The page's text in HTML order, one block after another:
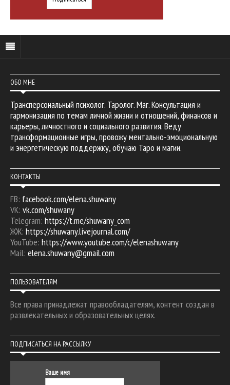
ОБО МНЕ
Трансперсональный психолог. Таролог. Маг. Консультация и
гармонизация по темам личной жизни и отношений, финансов и
карьеры, личностного и социального развития. Веду
трансформационные игры, провожу ментально-эмоциональную
и энергетическую поддержку, обучаю Таро и магии.
КОНТАКТЫ
FB: facebook.com/elena.shuwany
VK: vk.com/shuwany
Telegram: https://t.me/shuwany_com
ЖЖ: https://shuwany.livejournal.com/
YouTube: https://www.youtube.com/c/elenashuwany
Mail: elena.shuwany@gmail.com
ПОЛЬЗОВАТЕЛЯМ
Все права принадлежат правообладателям, контент создан в
развлекательных и образовательных целях.
ПОДПИСАТЬСЯ НА РАССЫЛКУ
Ваше имя